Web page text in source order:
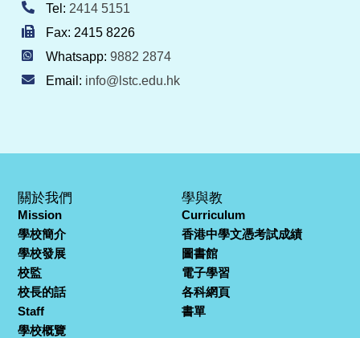
Tel: 2414 5151
Fax: 2415 8226
Whatsapp: 9882 2874
Email: info@lstc.edu.hk
關於我們
Mission
學校簡介
學校發展
校監
校長的話
Staff
學校概覽
學與教
Curriculum
香港中學文憑考試成績
圖書館
電子學習
各科網頁
書單